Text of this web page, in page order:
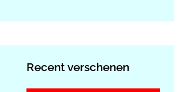
Recent verschenen